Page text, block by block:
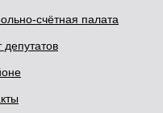
счётная палата
депутатов